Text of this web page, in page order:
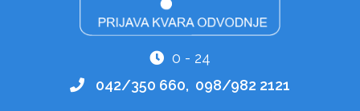
0 - 24
042/350 660, 098/982 2121